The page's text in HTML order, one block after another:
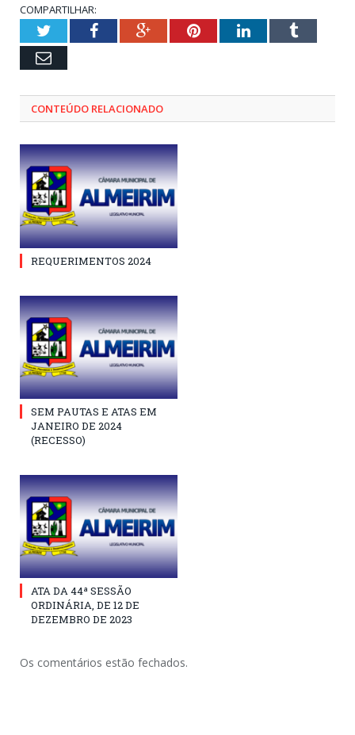
COMPARTILHAR:
TwitterFacebookGoogle+PinterestLinkedInTumblr
Email
CONTEÚDO RELACIONADO
REQUERIMENTOS 2024
SEM PAUTAS E ATAS EM
JANEIRO DE 2024
(RECESSO)
ATA DA 44ª SESSÃO
ORDINÁRIA, DE 12 DE
DEZEMBRO DE 2023
Os comentários estão fechados.